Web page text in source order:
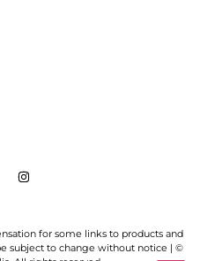
for some links to products and
subject to change without notice | ©